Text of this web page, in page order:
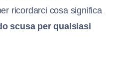
ricordarci cosa significa
scusa per qualsiasi